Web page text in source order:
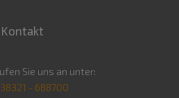
Sie uns an unter:
- 688700